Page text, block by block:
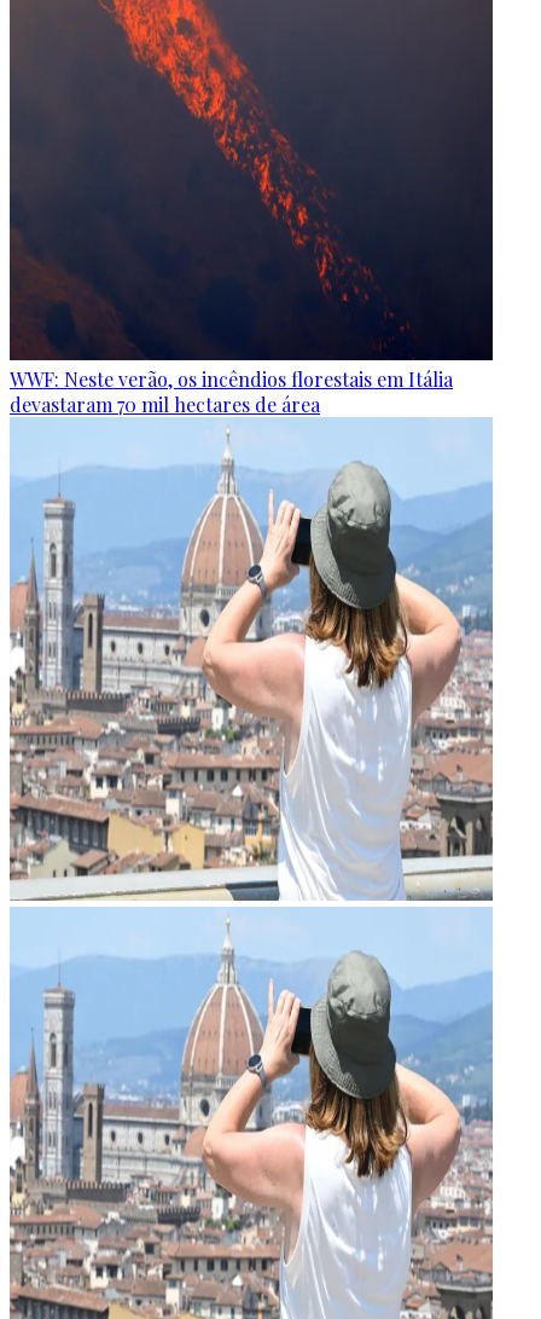
WWF: Neste verão, os incêndios florestais em Itália
devastaram 70 mil hectares de área